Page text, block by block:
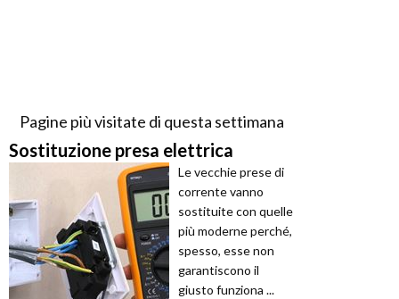
Pagine più visitate di questa settimana
Sostituzione presa elettrica
Le vecchie prese di
corrente vanno
sostituite con quelle
più moderne perché,
spesso, esse non
garantiscono il
giusto funziona ...